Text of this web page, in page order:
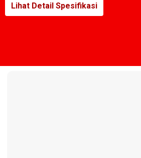
Lihat Detail Spesifikasi